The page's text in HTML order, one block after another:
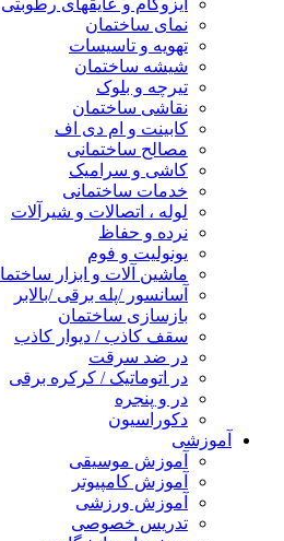
ایزوگام و عایقهای رطوبتی
نمای ساختمان
تهویه و تاسیسات
شیشه ساختمان
تیرچه و بلوک
نقاشی ساختمان
کابینت و ام دی اف
مصالح ساختمانی
کاشی و سرامیک
خدمات ساختمانی
لوله ، اتصالات و شیرآلات
نرده و حفاظ
یونولیت و فوم
ماشین آلات و ابزار
آسانسور /پله برقی /بالابر
بازسازی ساختمان
سقف کاذب / دیوار کاذب
در ضد سرقت
در اتوماتیک / کرکره برقی
در و پنجره
دکوراسیون
آموزشی
آموزش موسیقی
آموزش کامپیوتر
آموزش ورزشی
تدریس خصوصی